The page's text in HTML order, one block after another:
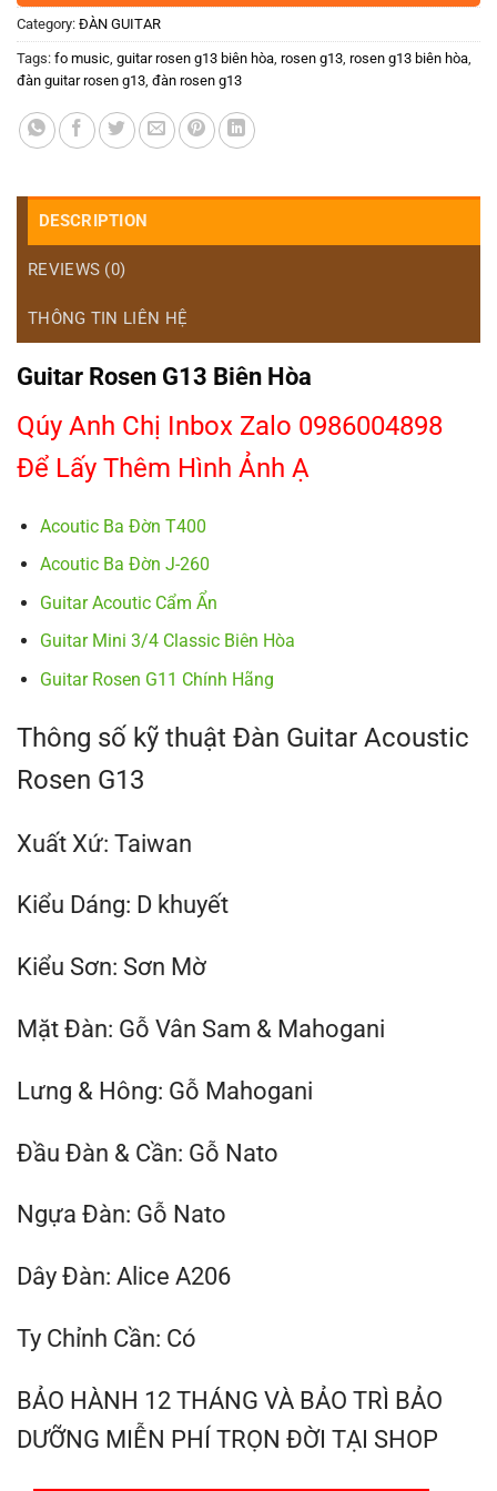
Category: ĐÀN GUITAR
Tags: fo music guitar rosen g13 biên hòa rosen g13 rosen g13 biên hòa
đàn guitar rosen g13 đàn rosen g13
DESCRIPTION
REVIEWS (0)
THÔNG TIN LIÊN HỆ
Guitar Rosen G13 Biên Hòa
Qúy Anh Chị Inbox Zalo 0986004898
Để Lấy Thêm Hình Ảnh Ạ
Acoutic Ba Đờn T400
Acoutic Ba Đờn J-260
Guitar Acoutic Cẩm Ẩn
Guitar Mini 3/4 Classic Biên Hòa
Guitar Rosen G11 Chính Hãng
Thông số kỹ thuật Đàn Guitar Acoustic
Rosen G13
Xuất Xứ: Taiwan
Kiểu Dáng: D khuyết
Kiểu Sơn: Sơn Mờ
Mặt Đàn: Gỗ Vân Sam & Mahogani
Lưng & Hông: Gỗ Mahogani
Đầu Đàn & Cần: Gỗ Nato
Ngựa Đàn: Gỗ Nato
Dây Đàn: Alice A206
Ty Chỉnh Cần: Có
BẢO HÀNH 12 THÁNG VÀ BẢO TRÌ BẢO
DƯỠNG MIỄN PHÍ TRỌN ĐỜI TẠI SHOP